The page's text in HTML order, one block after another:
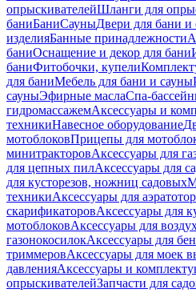
опрыскивателейШланги для
баниБаниСауныДвери для бани и
изделияБанные принадлежности
баниОснащение и декор для бани
баниФитобочки, купели
для баниМебель для бани и сауны
сауныЭфирные маслаСпа-
гидромассажемАксессуары и
техникиНавесное оборудование
мотоблоковПрицепы для
минитракторовАксессуары для
для цепных пилАксессуары для
для кусторезов, ножниц садовых
техникиАксессуары для
скарификаторовАксессуары для
мотоблоковАксессуары для
газонокосилокАксессуары для
триммеровАксессуары для моек
давленияАксессуары и
опрыскивателейЗапчасти для